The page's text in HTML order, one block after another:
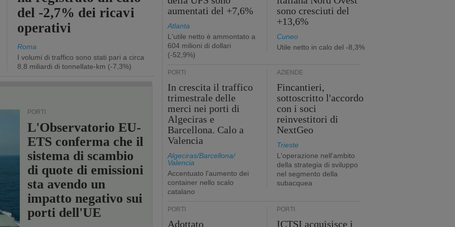
del -2,7% dei ricavi
operativi
Roma
I volumi di traffico sono stati pari a circa
8,8 miliardi di tonnellate-km (-7,3%)
PORTI
L'Observatorio EU-
ETS conferma che il
sistema di scambio
di quote di emissioni
sta avendo un
impatto negativo sui
porti dell'UE
aumentati del +7,6%
Atlanta
L'utile netto è ammontato a
604 milioni di dollari
(-52,9%)
sono cresciuti del
+13,6%
Cuneo
Utile netto in calo del -8,3%
PORTI
In crescita il traffico
trimestrale delle
merci nei porti di
Algeciras e
Barcellona. Calo a
Valencia
Algeciras/Barcellona/
Valencia
Accentuato l'aumento dei
container nello scalo
catalano
AZIENDE
Fincantieri,
sottoscritto l'accordo
con i soci
reinvestitori di
NextGeo
Trieste
L'operazione nell'ambito
della strategia di sviluppo
nel segmento della
subacquea
PORTI
Adottato
PORTI
ICTSI acquisisce i